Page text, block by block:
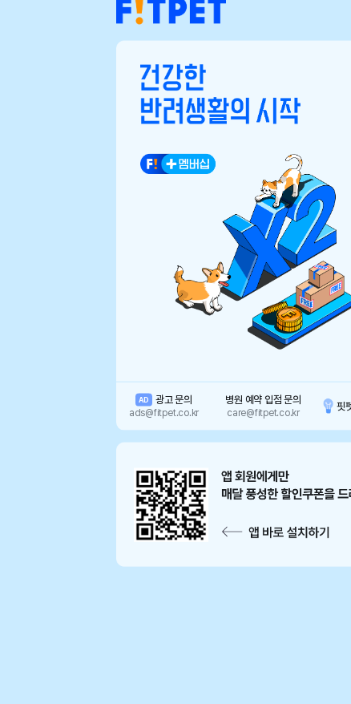
AD 광고 문의
ads@fitpet.co.kr
병원 예약 입점 문의
care@fitpet.co.kr
핏